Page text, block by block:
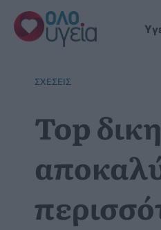
Μετάβαση
στο
περιεχόμενο
ΣΧΈΣΕΙΣ
Top